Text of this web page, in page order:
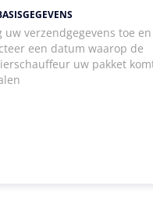
uw verzendgegevens toe en
een datum waarop de
uw pakket